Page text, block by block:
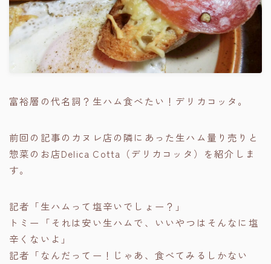
富裕層の代名詞？生ハム食べたい！デリカコッタ。
前回の記事のカヌレ店の隣にあった生ハム量り売りと
惣菜のお店Delica Cotta（デリカコッタ）を紹介しま
す。
記者「生ハムって塩辛いでしょー？」
トミー「それは安い生ハムで、いいやつはそんなに塩
辛くないよ」
記者「なんだってー！じゃあ、食べてみるしかない